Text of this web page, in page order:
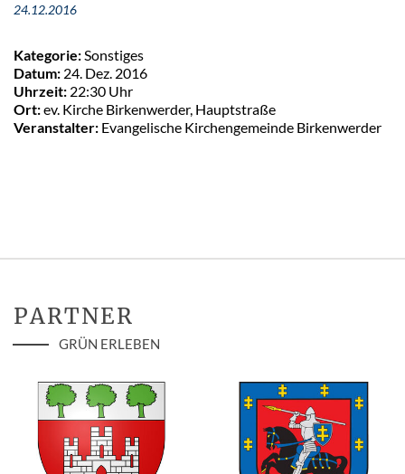
24.12.2016
Kategorie: Sonstiges
Datum: 24. Dez. 2016
Uhrzeit: 22:30 Uhr
Ort:ev. Kirche Birkenwerder, Hauptstraße
Veranstalter: Evangelische Kirchengemeinde Birkenwerder
PARTNER
GRÜN ERLEBEN